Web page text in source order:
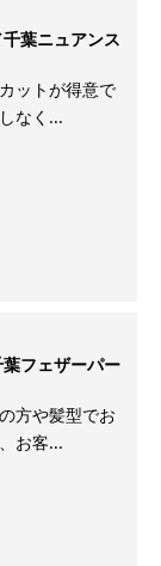
葉ニュアンス
ットが得意で
なく...
フェザーパー
方や髪型でお
お客...